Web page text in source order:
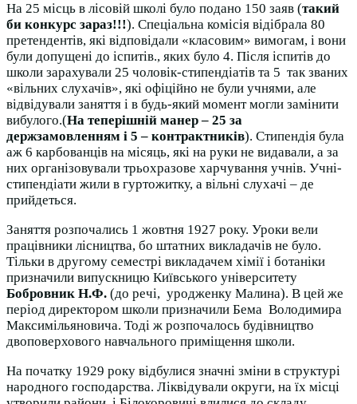
На 25 місць в лісовій школі було подано 150 заяв (такий
би конкурс зараз!!!). Спеціальна комісія відібрала 80
претендентів, які відповідали «класовим» вимогам, і вони
були допущені до іспитів., яких було 4. Після іспитів до
школи зарахували 25 чоловік-стипендіатів та 5 так званих
«вільних слухачів», які офіційно не були учнями, але
відвідували заняття і в будь-який момент могли замінити
вибулого.(На теперішній манер – 25 за
держзамовленням і 5 – контрактників). Стипендія була
аж 6 карбованців на місяць, які на руки не видавали, а за
них організовували трьохразове харчування учнів. Учні-
стипендіати жили в гуртожитку, а вільні слухачі – де
прийдеться.
Заняття розпочались 1 жовтня 1927 року. Уроки вели
працівники лісництва, бо штатних викладачів не було.
Тільки в другому семестрі викладачем хімії і ботаніки
призначили випускницю Київського університету
Бобровник Н.Ф. (до речі, уродженку Малина). В цей же
період директором школи призначили Бема Володимира
Максимільяновича. Тоді ж розпочалось будівництво
двоповерхового навчального приміщення школи.
На початку 1929 року відбулися значні зміни в структурі
народного господарства. Ліквідували округи, на їх місці